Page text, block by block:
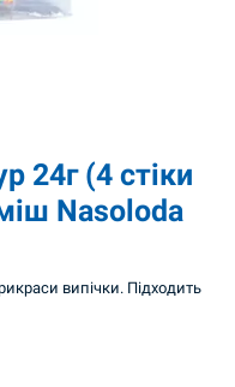
24г (4 стіки
Nasoloda
випічки. Підходить